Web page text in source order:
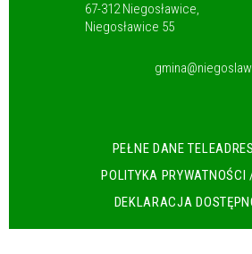
67-312 Niegosławice,
Niegosławice 55
PEŁNE DANE
POLITYKA PRYWATNOŚCI
DEKLARACJA